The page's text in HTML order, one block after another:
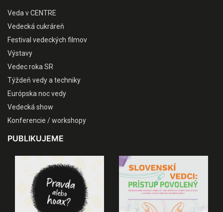
Veda v CENTRE
Vedecká cukráreň
Festival vedeckých filmov
Výstavy
Vedec roka SR
Týždeň vedy a techniky
Európska noc vedy
Vedecká show
Konferencie / workshopy
PUBLIKUJEME